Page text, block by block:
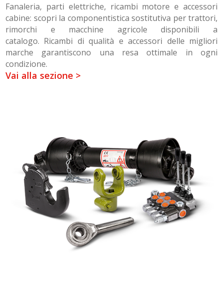
Fanaleria, parti elettriche, ricambi motore e accessori
cabine: scopri la componentistica sostitutiva per trattori,
rimorchi e macchine agricole disponibili a
catalogo. Ricambi di qualità e accessori delle migliori
marche garantiscono una resa ottimale in ogni
condizione.
Vai alla sezione >